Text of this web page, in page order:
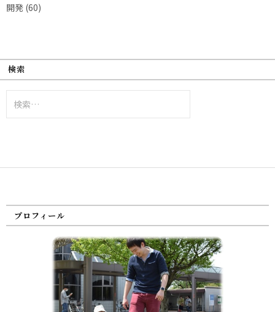
開発 (60)
検索
索:
プロフィール